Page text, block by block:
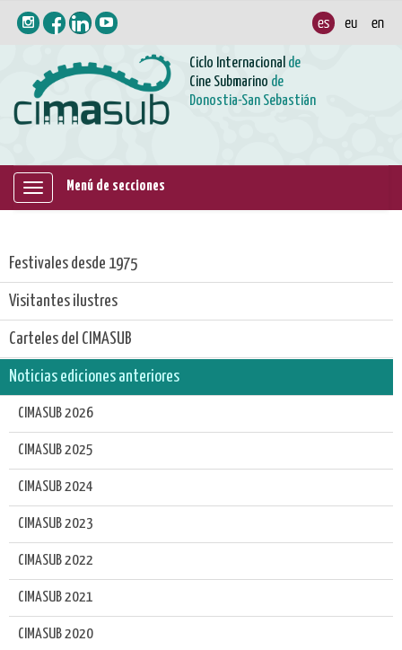
Ciclo Internacional de
Cine Submarino de
Donostia-San Sebastián
Mostrar/ocultar
Menú de secciones
Festivales desde 1975
Visitantes ilustres
Carteles del CIMASUB
Noticias ediciones anteriores
CIMASUB 2026
CIMASUB 2025
CIMASUB 2024
CIMASUB 2023
CIMASUB 2022
CIMASUB 2021
CIMASUB 2020